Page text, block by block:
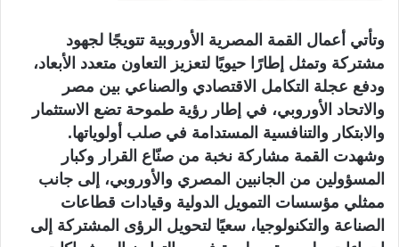
وتأتي أعمال القمة المصرية الأوروبية تتويجًا لجهود
مشتركة وتمثل إطارًا حيويًا لتعزيز التعاون متعدد الأبعاد،
ودفع عجلة التكامل الاقتصادي والصناعي بين مصر
والاتحاد الأوروبي، في إطار رؤية طموحة تضع الاستثمار
والابتكار والتنافسية المستدامة في صلب أولوياتها.
وشهدت القمة مشاركة نخبة من صنّاع القرار وكبار
المسؤولين من الجانبين المصري والأوروبي، إلى جانب
ممثلي مؤسسات التمويل الدولية وقيادات قطاعات
الصناعة والتكنولوجيا، سعيًا لتحويل الرؤى المشتركة إلى